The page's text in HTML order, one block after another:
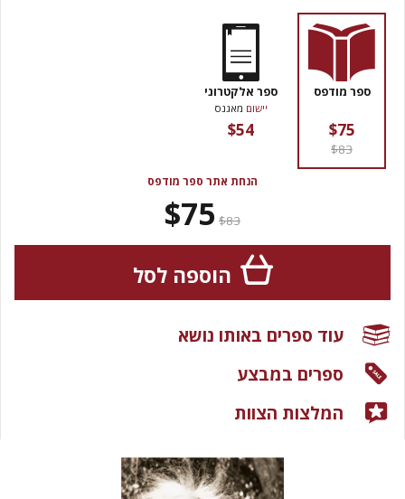
ספר מודפס
$75
$83
ספר אלקטרוני
יישום מאגנס
$54
הנחת אתר ספר מודפס
$83
$75
הוספה לסל
עוד ספרים באותו נושא
ספרים במבצע
המלצות הצוות